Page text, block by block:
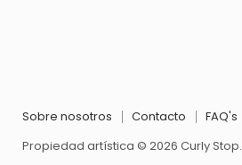
Sobre nosotros
Contacto
FAQ's
Propiedad artística © 2026 Curly Stop.